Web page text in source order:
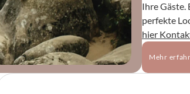
Ihre Gäste.
hier
Mehr